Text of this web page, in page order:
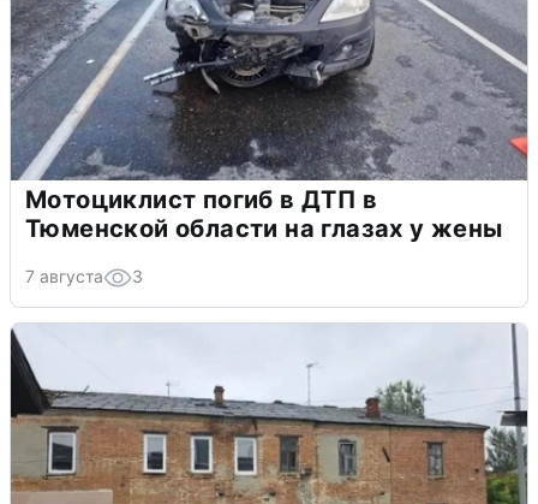
Мотоциклист погиб в ДТП в
Тюменской области на глазах у жены
7 августа 3